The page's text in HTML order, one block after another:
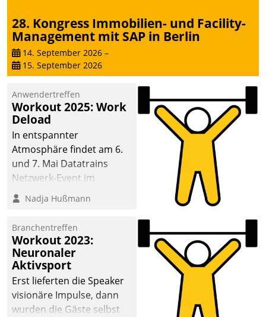
28. Kongress Immobilien- und Facility-
Management mit SAP in Berlin
14. September 2026 –
15. September 2026
Anwendertreffen
Workout 2025: Work
Deload
In entspannter
Atmosphäre findet am 6.
und 7. Mai Datatrains
Netzwerk-Event im
Kunden- und Partnerkreis
statt. Zentrale Frage: Wie
Mammutprojekte
meistern und Workloads
wuppen – bei zunehmend
anspruchsvollen
Aufgaben und
abnehmendem
Nadja Hußmann
Branchentreffen
Workout 2023:
Neuronaler
Aktivsport
Erst lieferten die Speaker
visionäre Impulse, dann
wurden die Gäste selbst